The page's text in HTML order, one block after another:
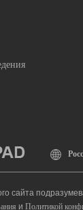
сайта
и Политикой